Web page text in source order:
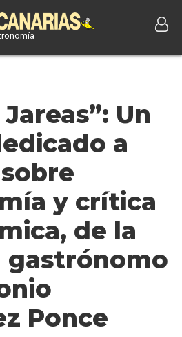
Un
a
y crítica
de la
gastrónomo
Ponce